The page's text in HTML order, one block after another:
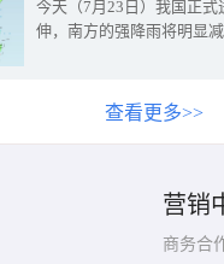
今天（7月23日）我国正
伸，南方的强降雨将明显
查看更多>>
营销
商务合